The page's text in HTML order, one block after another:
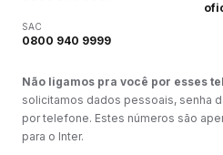
SAC
0800 940 9999
Não ligamos pra você por esses
solicitamos dados pessoais, senha
por telefone. Estes números são
para o Inter.